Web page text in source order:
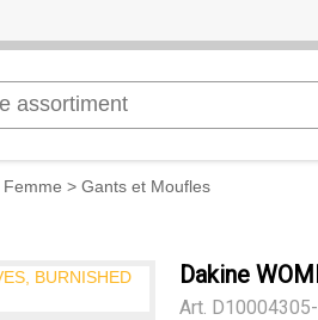
Femme > Gants et Moufles
Dakine
Art.